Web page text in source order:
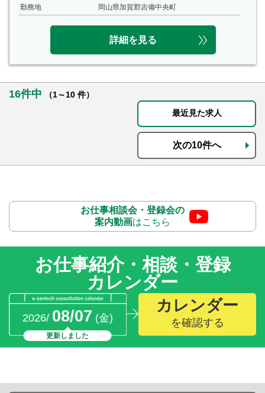
勤務地
岡山県加賀郡吉備中央町
詳細を見る
16件中
（1～10 件）
最近見た求人
次の10件へ
お仕事相談会・登録会の
案内動画はこちら
お仕事紹介・相談・登録
カレンダー
2026/ 08/07 (金)
更新しました
カレンダー
を確認する